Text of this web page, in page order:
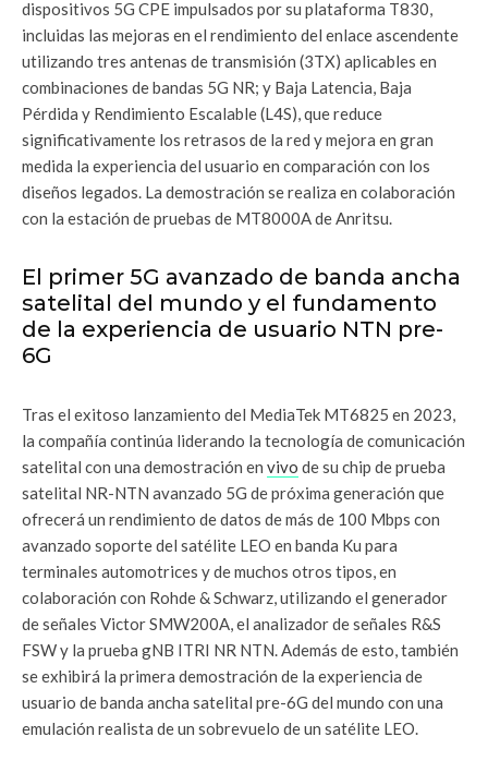
dispositivos 5G CPE impulsados por su plataforma T830,
incluidas las mejoras en el rendimiento del enlace ascendente
utilizando tres antenas de transmisión (3TX) aplicables en
combinaciones de bandas 5G NR; y Baja Latencia, Baja
Pérdida y Rendimiento Escalable (L4S), que reduce
significativamente los retrasos de la red y mejora en gran
medida la experiencia del usuario en comparación con los
diseños legados. La demostración se realiza en colaboración
con la estación de pruebas de MT8000A de Anritsu.
El primer 5G avanzado de banda ancha
satelital del mundo y el fundamento
de la experiencia de usuario NTN pre-
6G
Tras el exitoso lanzamiento del MediaTek MT6825 en 2023,
la compañía continúa liderando la tecnología de comunicación
satelital con una demostración en vivo de su chip de prueba
satelital NR-NTN avanzado 5G de próxima generación que
ofrecerá un rendimiento de datos de más de 100 Mbps con
avanzado soporte del satélite LEO en banda Ku para
terminales automotrices y de muchos otros tipos, en
colaboración con Rohde & Schwarz, utilizando el generador
de señales Victor SMW200A, el analizador de señales R&S
FSW y la prueba gNB ITRI NR NTN. Además de esto, también
se exhibirá la primera demostración de la experiencia de
usuario de banda ancha satelital pre-6G del mundo con una
emulación realista de un sobrevuelo de un satélite LEO.